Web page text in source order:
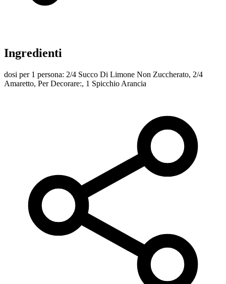
Ingredienti
dosi per 1 persona: 2/4 Succo Di Limone Non Zuccherato, 2/4
Amaretto, Per Decorare:, 1 Spicchio Arancia